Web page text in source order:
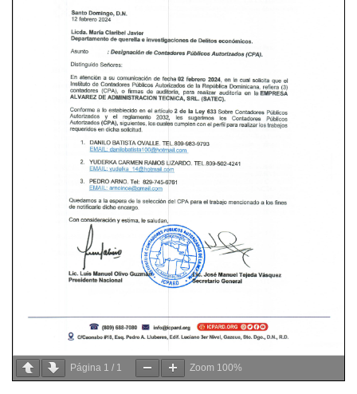
Página 1 / 1 Zoom 100%